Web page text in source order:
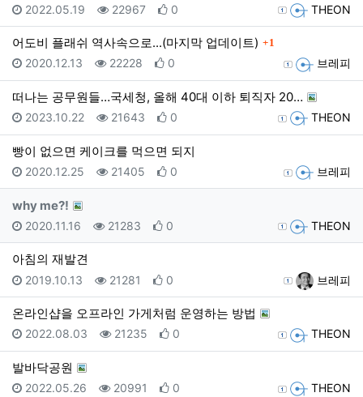
등록자 THEON
등록일
2022.05.19 조회
22967 추천
0
어도비 플래쉬 역사속으로...(마지막 업데이트) 댓글
1
등록자 브레피
등록일
2020.12.13 조회
22228 추천
0
떠나는 공무원들…국세청, 올해 40대 이하 퇴직자 20…
등록자 THEON
등록일
2023.10.22 조회
21643 추천
0
빵이 없으면 케이크를 먹으면 되지
등록자 브레피
등록일
2020.12.25 조회
21405 추천
0
why me?!
등록자 THEON
등록일
2020.11.16 조회
21283 추천
0
아침의 재발견
등록자 브레피
등록일
2019.10.13 조회
21281 추천
0
온라인샵을 오프라인 가게처럼 운영하는 방법
등록자 THEON
등록일
2022.08.03 조회
21235 추천
0
발바닥공원
등록자 THEON
등록일
2022.05.26 조회
20991 추천
0